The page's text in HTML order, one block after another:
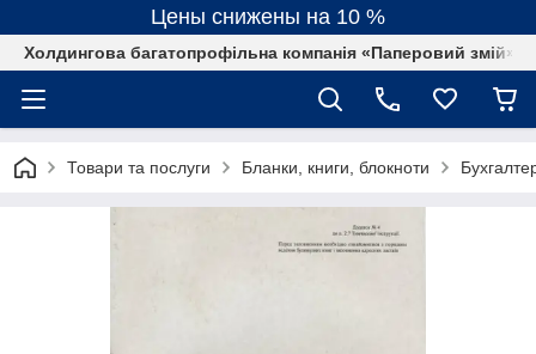
Цены снижены на 10 %
Холдингова багатопрофільна компанія «Паперовий змій»
Товари та послуги Бланки, книги, блокноти